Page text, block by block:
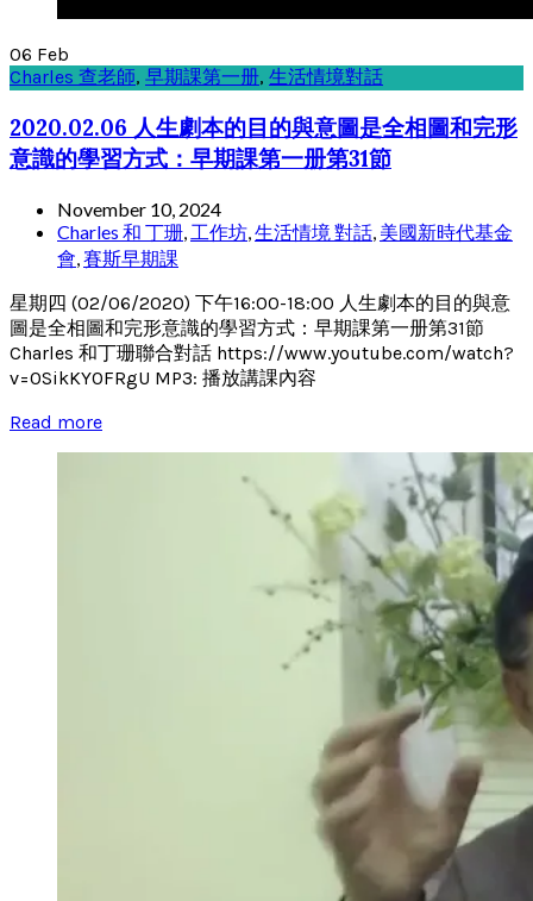
06 Feb
Charles 查老師, 早期課第一册, 生活情境對話
2020.02.06 人生劇本的目的與意圖是全相圖和完形
意識的學習方式：早期課第一册第31節
November 10, 2024
Charles 和 丁珊, 工作坊,生活情境 對話, 美國新時代基金
會,賽斯早期課
星期四 (02/06/2020) 下午16:00-18:00 人生劇本的目的與意
圖是全相圖和完形意識的學習方式：早期課第一册第31節
Charles 和丁珊聯合對話 https://www.youtube.com/watch?
v=0SikKY0FRgU MP3: 播放講課內容
Read more